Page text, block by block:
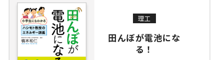
理工
田んぼが電池にな
る！